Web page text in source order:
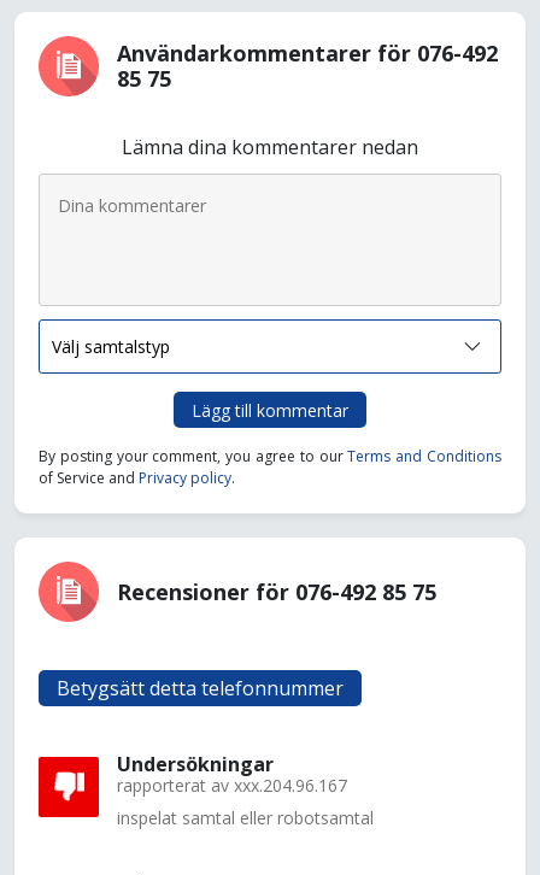
Användarkommentarer för 076-492
85 75
Lämna dina kommentarer nedan
Lägg till kommentar
By posting your comment, you agree to ourTerms and Conditions
of Service and Privacy policy.
Recensioner för 076-492 85 75
Betygsätt detta telefonnummer
Undersökningar
rapporterat av xxx.204.96.167
inspelat samtal eller robotsamtal